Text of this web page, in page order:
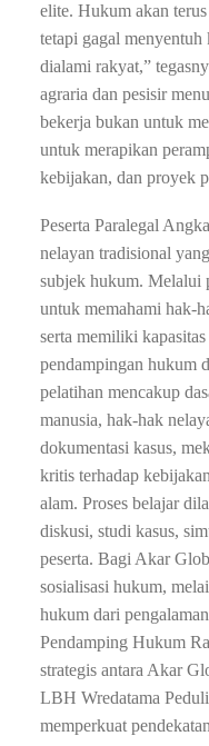
elite. Hukum akan
tetapi gagal
dialami rakyat,”
agraria dan pesisir
bekerja bukan untuk
untuk merapikan
kebijakan, dan proyek
Peserta Paralegal
nelayan tradisional
subjek hukum. Melalui
untuk memahami hak-
serta memiliki
pendampingan hukum
pelatihan mencakup
manusia, hak-hak
dokumentasi kasus,
kritis terhadap
alam. Proses belajar
diskusi, studi kasus,
peserta. Bagi Akar
sosialisasi hukum,
hukum dari
Pendamping Hukum
strategis antara Akar
LBH Wredatama
memperkuat